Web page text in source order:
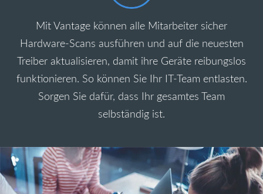
Mit Vantage können alle Mitarbeiter sicher
Hardware-Scans ausführen und auf die neuesten
Treiber aktualisieren, damit ihre Geräte reibungslos
funktionieren. So können Sie Ihr IT-Team entlasten.
Sorgen Sie dafür, dass Ihr gesamtes Team
selbständig ist.